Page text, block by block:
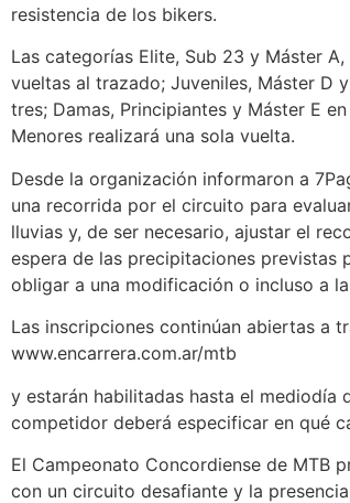
resistencia de los bikers.
Las categorías Elite, Sub 23 y Máster
vueltas al trazado; Juveniles, Máster D
tres; Damas, Principiantes y Máster E
Menores realizará una sola vuelta.
Desde la organización informaron a
una recorrida por el circuito para
lluvias y, de ser necesario, ajustar el
espera de las precipitaciones previstas
obligar a una modificación o incluso a
Las inscripciones continúan abiertas a
www.encarrera.com.ar/mtb
y estarán habilitadas hasta el mediodía
competidor deberá especificar en qué
El Campeonato Concordiense de MTB
con un circuito desafiante y la